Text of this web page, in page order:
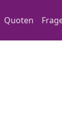
Quoten